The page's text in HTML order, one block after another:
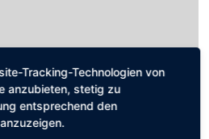
Tracking-Technologien von
anzubieten, stetig zu
entsprechend den